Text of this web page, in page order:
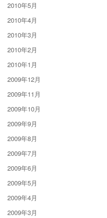
2010年5月
2010年4月
2010年3月
2010年2月
2010年1月
2009年12月
2009年11月
2009年10月
2009年9月
2009年8月
2009年7月
2009年6月
2009年5月
2009年4月
2009年3月